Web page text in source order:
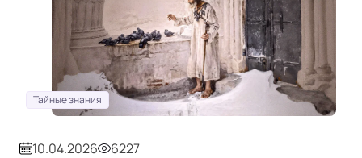
Тайные знания
10.04.2026 6227